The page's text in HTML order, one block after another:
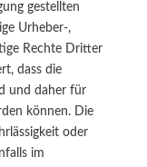
gestellten
Urheber-,
Rechte Dritter
dass die
und daher für
können. Die
oder
im